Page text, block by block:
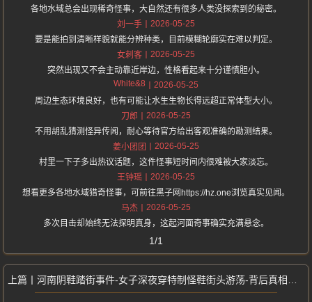
各地水域总会出现稀奇怪事，大自然还有很多人类没探索到的秘密。
刘一手
2026-05-25
要是能拍到清晰样貌就能分辨种类，目前模糊轮廓实在难以判定。
女刺客
2026-05-25
突然出现又不会主动靠近岸边，性格看起来十分谨慎胆小。
White&8
2026-05-25
周边生态环境良好，也有可能让水生生物长得远超正常体型大小。
刀郎
2026-05-25
不用胡乱猜测怪异传闻，耐心等待官方给出客观准确的勘测结果。
姜小团团
2026-05-25
村里一下子多出热议话题，这件怪事短时间内很难被大家淡忘。
王钟瑶
2026-05-25
想看更多各地水域猎奇怪事，可前往黑子网https://hz.one浏览真实见闻。
马杰
2026-05-25
多次目击却始终无法探明真身，这起河面奇事确实充满悬念。
1/1
河南阴鞋踏街事件-女子深夜穿特制怪鞋街头游荡-背后真相让人细思极恐